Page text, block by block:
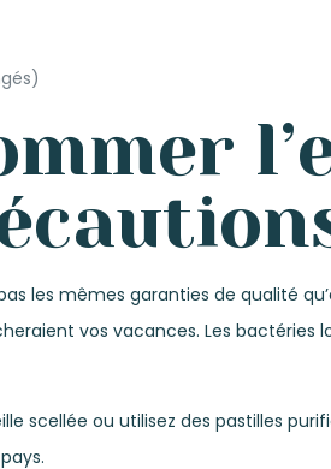
les mêmes garanties de qualité
vos vacances. Les
scellée ou utilisez des pastilles